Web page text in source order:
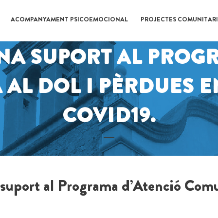
ACOMPANYAMENT PSICOEMOCIONAL PROJECTES
SUPORT AL
DOL I PÈRDUES
COVID19.
al Programa d’Atenció